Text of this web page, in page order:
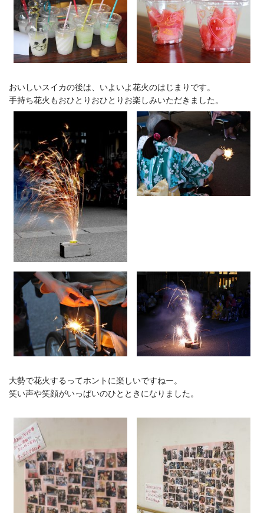
おいしいスイカの後は、いよいよ花火のはじまりです。
手持ち花火もおひとりおひとりお楽しみいただきました。
大勢で花火するってホントに楽しいですねー。
笑い声や笑顔がいっぱいのひとときになりました。